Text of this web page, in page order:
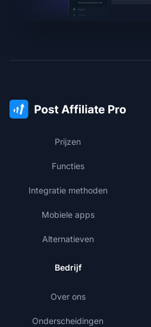
Prijzen
Functies
Integratie methoden
Mobiele apps
Alternatieven
Bedrijf
Over ons
Onderscheidingen